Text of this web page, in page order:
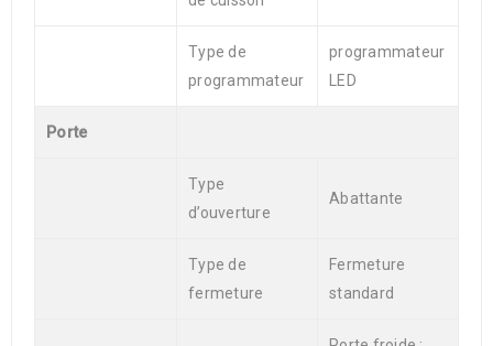
Type de
programmateur
programmateur
LED
Porte
Type
d’ouverture
Abattante
Type de
fermeture
Fermeture
standard